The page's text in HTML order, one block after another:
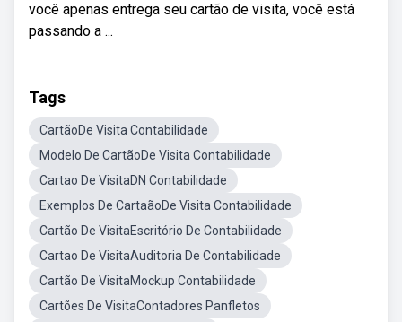
você apenas entrega seu cartão de visita, você está
passando a ...
Tags
CartãoDe Visita Contabilidade
Modelo De CartãoDe Visita Contabilidade
Cartao De VisitaDN Contabilidade
Exemplos De CartaãoDe Visita Contabilidade
Cartão De VisitaEscritório De Contabilidade
Cartao De VisitaAuditoria De Contabilidade
Cartão De VisitaMockup Contabilidade
Cartões De VisitaContadores Panfletos